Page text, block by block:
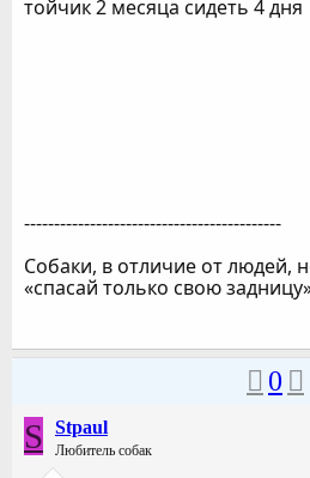
тойчик 2 месяца сидеть 4 дня
-------------------------------------------
Собаки, в отличие от людей,
«спасай только свою
0
S Stpaul
Любитель собак